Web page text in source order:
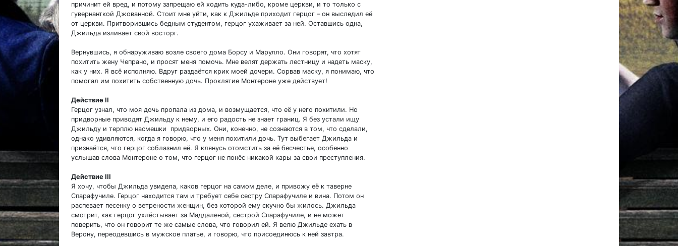
причинит ей вред, и потому запрещаю ей ходить куда-либо, кроме церкви, и то только с
гувернанткой Джованной. Стоит мне уйти, как к Джильде приходит герцог – он выследил её
от церкви. Притворившись бедным студентом, герцог ухаживает за ней. Оставшись одна,
Джильда изливает свой восторг.
Вернувшись, я обнаруживаю возле своего дома Борсу и Марулло. Они говорят, что хотят
похитить жену Чепрано, и просят меня помочь. Мне велят держать лестницу и надеть маску,
как у них. Я всё исполняю. Вдруг раздаётся крик моей дочери. Сорвав маску, я понимаю, что
помогал им похитить собственную дочь. Проклятие Монтероне уже действует!
Действие II
Герцог узнал, что моя дочь пропала из дома, и возмущается, что её у него похитили. Но
придворные приводят Джильду к нему, и его радость не знает границ. Я без устали ищу
Джильду и терплю насмешки придворных. Они, конечно, не сознаются в том, что сделали,
однако удивляются, когда я говорю, что у меня похитили дочь. Тут выбегает Джильда и
признаётся, что герцог соблазнил её. Я клянусь отомстить за её бесчестье, особенно
услышав слова Монтероне о том, что герцог не понёс никакой кары за свои преступления.
Действие III
Я хочу, чтобы Джильда увидела, каков герцог на самом деле, и привожу её к таверне
Спарафучиле. Герцог находится там и требует себе сестру Спарафучиле и вина. Потом он
распевает песенку о ветрености женщин, без которой ему скучно бы жилось. Джильда
смотрит, как герцог ухлёстывает за Маддаленой, сестрой Спарафучиле, и не может
поверить, что он говорит те же самые слова, что говорил ей. Я велю Джильде ехать в
Верону, переодевшись в мужское платье, и говорю, что присоединюсь к ней завтра.